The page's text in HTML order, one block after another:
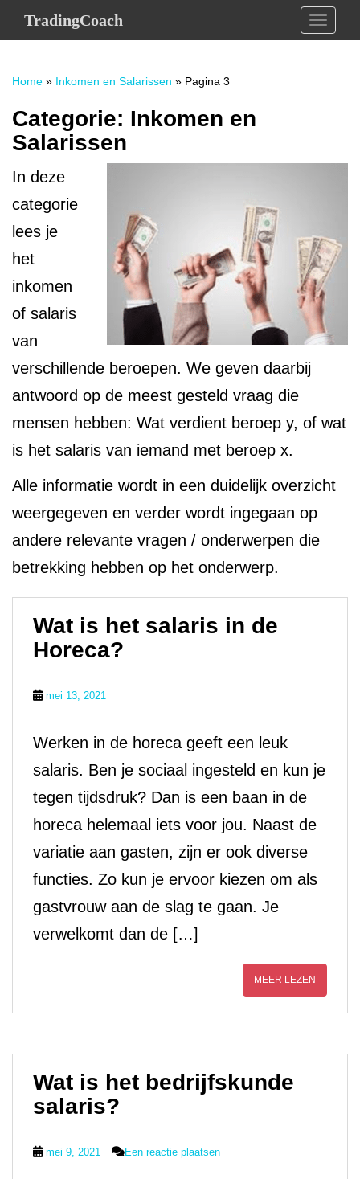
TradingCoach
Home » Inkomen en Salarissen » Pagina 3
Categorie: Inkomen en
Salarissen
In deze
categorie
lees je
het
inkomen
of salaris
van
verschillende beroepen. We geven daarbij
antwoord op de meest gesteld vraag die
mensen hebben: Wat verdient beroep y, of wat
is het salaris van iemand met beroep x.
Alle informatie wordt in een duidelijk overzicht
weergegeven en verder wordt ingegaan op
andere relevante vragen / onderwerpen die
betrekking hebben op het onderwerp.
Wat is het salaris in de
Horeca?
mei 13, 2021
Werken in de horeca geeft een leuk
salaris. Ben je sociaal ingesteld en kun je
tegen tijdsdruk? Dan is een baan in de
horeca helemaal iets voor jou. Naast de
variatie aan gasten, zijn er ook diverse
functies. Zo kun je ervoor kiezen om als
gastvrouw aan de slag te gaan. Je
verwelkomt dan de […]
MEER LEZEN
Wat is het bedrijfskunde
salaris?
mei 9, 2021 Een reactie plaatsen